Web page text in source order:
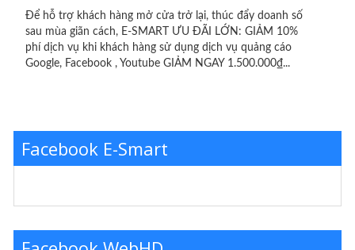
Để hỗ trợ khách hàng mở cửa trở lại, thúc đẩy doanh số
sau mùa giãn cách, E-SMART ƯU ĐÃI LỚN: GIẢM 10%
phí dịch vụ khi khách hàng sử dụng dịch vụ quảng cáo
Google, Facebook , Youtube GIẢM NGAY 1.500.000₫...
Facebook E-Smart